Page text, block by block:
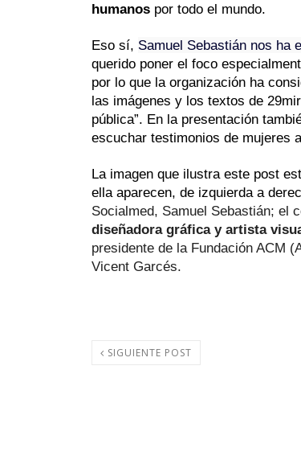
humanos por todo el mundo.
Eso sí, Samuel Sebastián nos ha
querido poner el foco
por lo que la organización ha
las imágenes y los textos de
pública”. En la presentación
escuchar testimonios de mujeres
La imagen que ilustra este post
ella aparecen, de izquierda a
Socialmed, Samuel Sebastián; el
diseñadora gráfica y artista
presidente de la Fundación ACM
Vicent Garcés.
SIGUIENTE POST